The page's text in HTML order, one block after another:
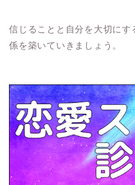
信じることと自分を大切に
係を築いていきましょう。